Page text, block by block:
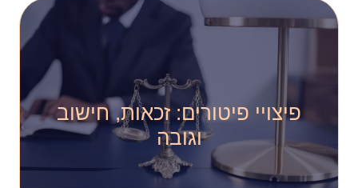
פיצויי פיטורים: זכאות, חישוב
וגובה